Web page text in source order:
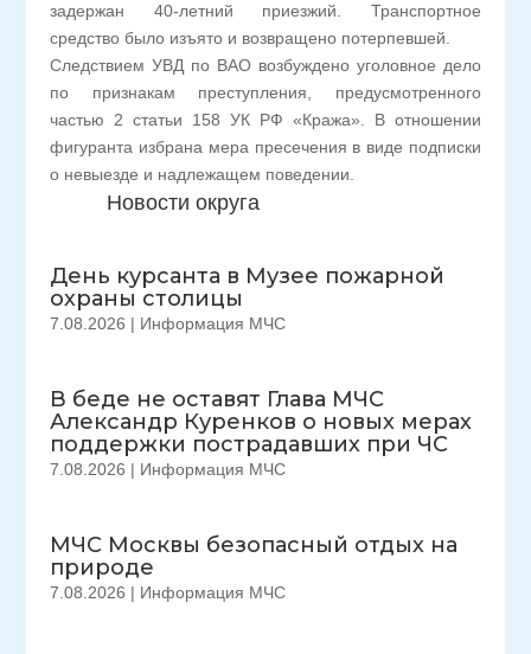
Новости округа
День курсанта в Музее пожарной
охраны столицы
7.08.2026 | Информация МЧС
В беде не оставят Глава МЧС
Александр Куренков о новых мерах
поддержки пострадавших при ЧС
7.08.2026 | Информация МЧС
МЧС Москвы безопасный отдых на
природе
7.08.2026 | Информация МЧС
задержан 40-летний приезжий. Транспортное
средство было изъято и возвращено потерпевшей.
Следствием УВД по ВАО возбуждено уголовное дело
по признакам преступления, предусмотренного
частью 2 статьи 158 УК РФ «Кража». В отношении
фигуранта избрана мера пресечения в виде подписки
о невыезде и надлежащем поведении.